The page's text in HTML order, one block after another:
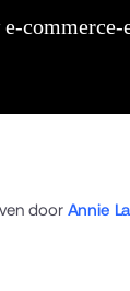
e-
door Annie